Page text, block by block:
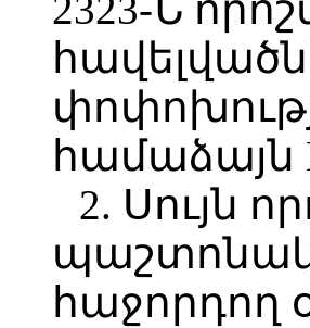
2323-Ն
համաձայն
2. Սույն
հաջորդող